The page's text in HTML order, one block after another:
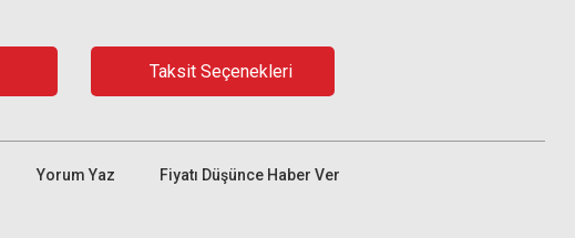
Taksit Seçenekleri
Yorum Yaz Fiyatı Düşünce Haber Ver